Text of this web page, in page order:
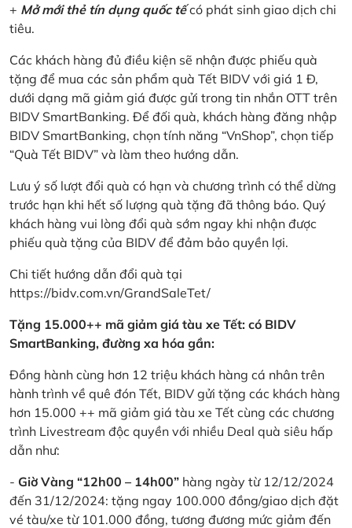
+ Mở mới thẻ tín dụng quốc tếcó phát sinh giao dịch chi
tiêu.
Các khách hàng đủ điều kiện sẽ nhận được phiếu quà
tặng để mua các sản phẩm quà Tết BIDV với giá 1 Đ,
dưới dạng mã giảm giá được gửi trong tin nhắn OTT trên
BIDV SmartBanking. Để đối quà, khách hàng đăng nhập
BIDV SmartBanking, chọn tính năng “VnShop”, chọn tiếp
“Quà Tết BIDV” và làm theo hướng dẫn.
Lưu ý số lượt đổi quà có hạn và chương trình có thể dừng
trước hạn khi hết số lượng quà tặng đã thông báo. Quý
khách hàng vui lòng đổi quà sớm ngay khi nhận được
phiếu quà tặng của BIDV để đảm bảo quyền lợi.
Chi tiết hướng dẫn đổi quà tại
https://bidv.com.vn/GrandSaleTet/
Tặng 15.000++ mã giảm giá tàu xe Tết: có BIDV
SmartBanking, đường xa hóa gần:
Đồng hành cùng hơn 12 triệu khách hàng cá nhân trên
hành trình về quê đón Tết, BIDV gửi tặng các khách hàng
hơn 15.000 ++ mã giảm giá tàu xe Tết cùng các chương
trình Livestream độc quyền với nhiều Deal quà siêu hấp
dẫn như:
- Giờ Vàng “12h00 – 14h00” hàng ngày từ 12/12/2024
đến 31/12/2024: tặng ngay 100.000 đồng/giao dịch đặt
vé tàu/xe từ 101.000 đồng, tương đương mức giảm đến